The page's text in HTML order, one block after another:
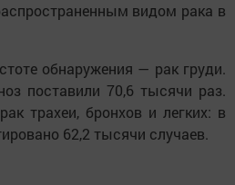
видом рака в
обнаружения — рак груди.
поставили 70,6 тысячи раз.
трахеи, бронхов и легких: в
62,2 тысячи случаев.